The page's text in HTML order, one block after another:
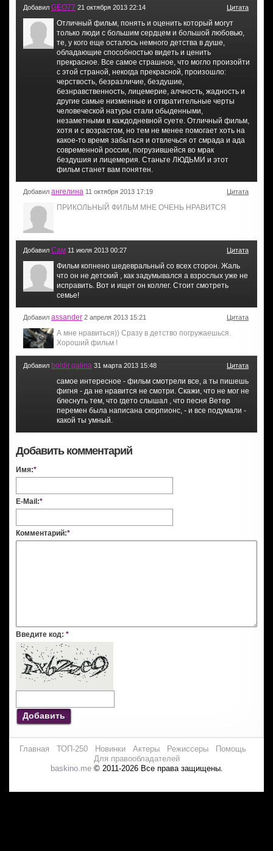
Добавил GEO77 21 октября 2013 22:14 Цитата
Отличный фильм, понять и оценить который могут
только люди с большим сердцем и большой любовью,
те, у кого еще осталось немного детства в душе,
обладающие способностью видеть и ценить
прекрасное. Все самое страшное, что могло произойти
с этой страной, некогда прекрасной, произошло:
черствость, безразличие, бездушие,
безнравственность, лицемерие, алчность, жадность и
другие самые низменные и отвратительные черты
человеческой натуры стали обыденными,
незаметными в каждодневной суете. Отличный фильм,
хотя и с возрастом, но тем не менее помогает хоть на
какое-то время забыться и отвлечься от смрада и ада
современной россии, погрузившейся во мрак
бездушия и лицемерия. Станьте ЛЮДЬМИ и этот
фильм станет вам понятен.
Добавил ангелина 11 октября 2013 17:19 Цитата
ПРИКОЛЬНЫЙ ФИЛЬМ МНЕ ОЧЕНЬ НРАВИТСЯ
Добавил Сам 11 июля 2013 00:27 Цитата
Фильм копнено шедевральный со всех сторон. Жаль
что он не детский , как задумывался а взрослых уже не
исправить. Вот и ищет он коллег. Стоит смотреть
семье!
Добавил assander 2 апреля 2013 15:21 Цитата
А мне нравиться)) Сразу в детство погружаешься.
Хороший фильм !
Добавил boldir.galina 31 марта 2013 15:48 Цитата
самое интересное - фильм смотрели все, а ты пишешь
фигня - да не нравится не смотри. Скажи, что не мог не
блеснуть тем, что гдето слышал , что песня Ветер
перемен была написана скорпионс, - и все подумали -
какой ты умный.
Добавить комментарий
Имя:*
E-Mail:*
Комментарий:*
Введите код: *
Добавить
Главная ТОП-250 Новинки Актеры Режиссеры
Помощь
Для правообладателей
baskino.me© 2011-2026 Все права защищены.